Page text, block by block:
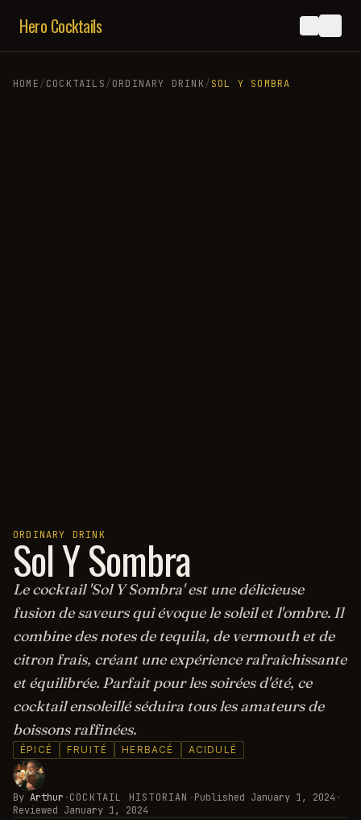
Hero Cocktails
HOME/COCKTAILS/ORDINARY DRINK/SOL Y SOMBRA
ORDINARY DRINK
Sol Y Sombra
Le cocktail 'Sol Y Sombra' est une délicieuse
fusion de saveurs qui évoque le soleil et l'ombre. Il
combine des notes de tequila, de vermouth et de
citron frais, créant une expérience rafraîchissante
et équilibrée. Parfait pour les soirées d'été, ce
cocktail ensoleillé séduira tous les amateurs de
boissons raffinées.
ÉPICÉ FRUITÉ HERBACÉ ACIDULÉ
By Arthur ·COCKTAIL HISTORIAN ·Published January 1, 2024 ·
Reviewed January 1, 2024